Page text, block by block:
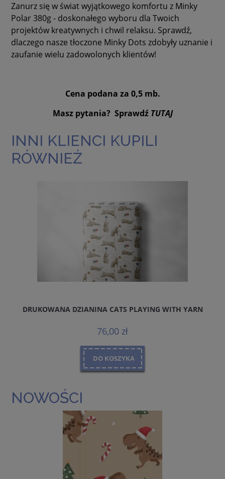
Zanurz się w świat wyjątkowego komfortu z Minky
Polar 380g - doskonałego wyboru dla Twoich
projektów kreatywnych i chwil relaksu. Sprawdź,
dlaczego nasze tłoczone Minky Dots zdobyły uznanie i
zaufanie wielu zadowolonych klientów!
Cena podana za 0,5 mb.
Masz pytania? Sprawdź TUTAJ
INNI KLIENCI KUPILI
RÓWNIEŻ
DRUKOWANA DZIANINA CATS PLAYING WITH YARN
76,00 zł
DO KOSZYKA
NOWOŚCI